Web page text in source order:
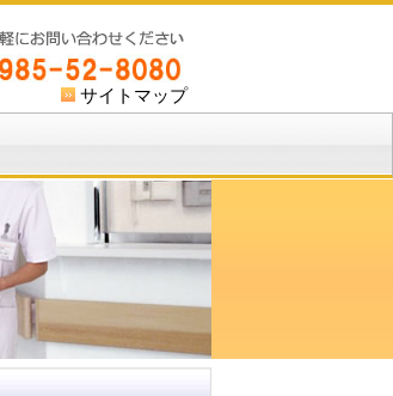
サイトマップ